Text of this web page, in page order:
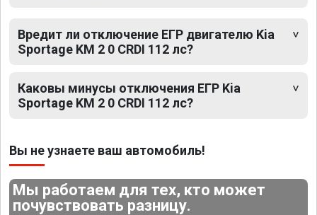
Вредит ли отключение ЕГР двигателю Kia
Sportage KM 2 0 CRDI 112 лс?
Каковы минусы отключения ЕГР Kia
Sportage KM 2 0 CRDI 112 лс?
Вы не узнаете ваш автомобиль!
Мы работаем для тех, кто может
почувствовать разницу.